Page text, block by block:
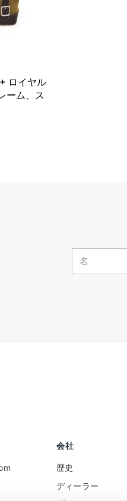
ロイヤル
ーム、ス
会社
歴史
ディーラー